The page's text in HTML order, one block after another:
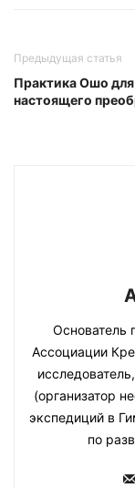
Предыдущая статья
Практика Ошо для
настоящего
Основатель
Ассоциации
(организатор
экспедиций в
по